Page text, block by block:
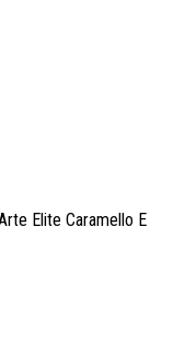
Elite Caramello E